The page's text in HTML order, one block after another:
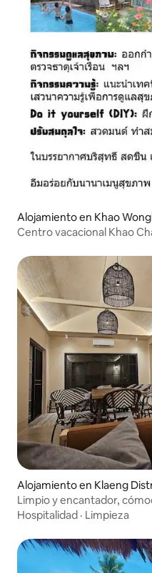
Alojamiento en Khao
Centro vacacional Khao
Alojamiento en Klaeng
Limpio y encantador,
Hospitalidad · Limpieza